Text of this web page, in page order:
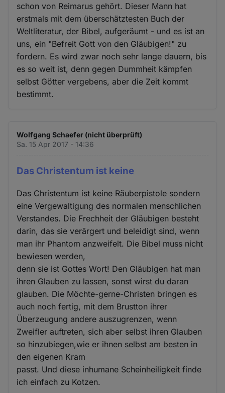
schon von Reimarus gehört. Dieser Mann hat
erstmals mit dem überschätztesten Buch der
Weltliteratur, der Bibel, aufgeräumt - und es ist an
uns, ein "Befreit Gott von den Gläubigen!" zu
fordern. Es wird zwar noch sehr lange dauern, bis
es so weit ist, denn gegen Dummheit kämpfen
selbst Götter vergebens, aber die Zeit kommt
bestimmt.
Wolfgang Schaefer (nicht überprüft)
Sa. 15 Apr 2017 - 14:36
Das Christentum ist keine
Das Christentum ist keine Räuberpistole sondern
eine Vergewaltigung des normalen menschlichen
Verstandes. Die Frechheit der Gläubigen besteht
darin, das sie verärgert und beleidigt sind, wenn
man ihr Phantom anzweifelt. Die Bibel muss nicht
bewiesen werden,
denn sie ist Gottes Wort! Den Gläubigen hat man
ihren Glauben zu lassen, sonst wirst du daran
glauben. Die Möchte-gerne-Christen bringen es
auch noch fertig, mit dem Brustton ihrer
Überzeugung andere auszugrenzen, wenn
Zweifler auftreten, sich aber selbst ihren Glauben
so hinzubiegen,wie er ihnen selbst am besten in
den eigenen Kram
passt. Und diese inhumane Scheinheiligkeit finde
ich einfach zu Kotzen.